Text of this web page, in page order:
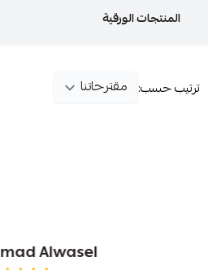
المنتجات الورقية
ترتيب حسب:
Alwasel